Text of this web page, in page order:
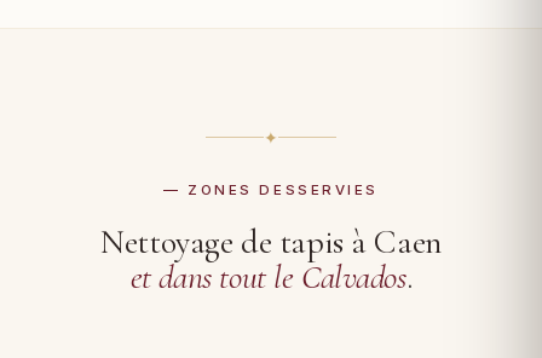
✦
— ZONES DESSERVIES
Nettoyage de tapis à Caen
et dans tout le Calvados.